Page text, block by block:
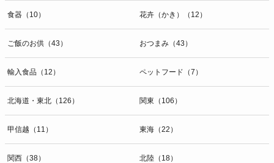
食器（10） 花卉（かき）（12）
ご飯のお供（43） おつまみ（43）
輸入食品（12） ペットフード（7）
北海道・東北（126） 関東（106）
甲信越（11） 東海（22）
関西（38） 北陸（18）